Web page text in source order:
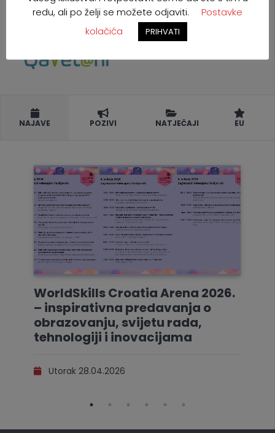
NAJAVE POZIVI NATJEČAJI EU
WorldSkills Croatia Arena 2026.
– inspirativna predavanja o
obrazovanju, svijetu rada,
tehnologiji i inovacijama
Utorak 28.04.2026
redu, ali po želji se možete odjaviti.
Postavke
kolačića
PRIHVATI